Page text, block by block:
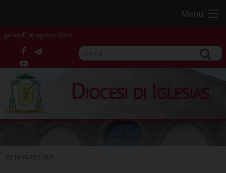
content
Menu
giovedì 06 agosto 2026
facebook
telegram
YouTube
Diocesi di Iglesias
16 MARZO 2025